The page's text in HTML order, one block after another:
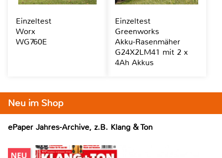
Neu im Shop
ePaper Jahres-Archive, z.B. Klang & Ton
Einzeltest
Worx
WG760E
Einzeltest
Greenworks
Akku-Rasenmäher
G24X2LM41 mit 2 x
4Ah Akkus